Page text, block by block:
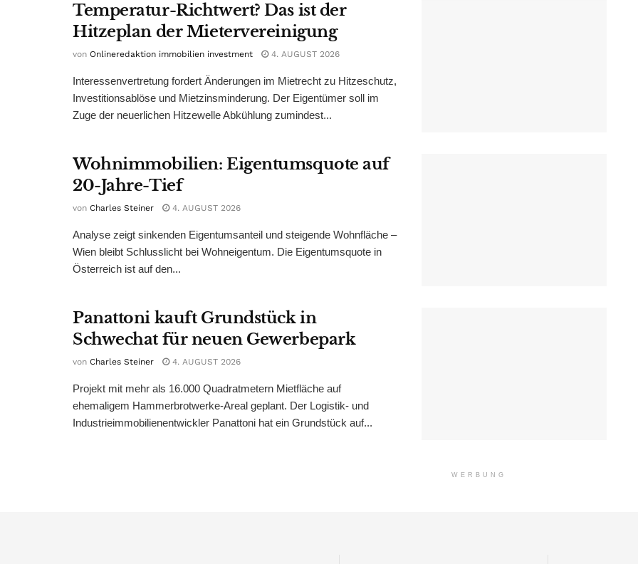
Temperatur-Richtwert? Das ist der
Hitzeplan der Mietervereinigung
von Onlineredaktion immobilien investment 4. AUGUST 2026
Interessenvertretung fordert Änderungen im Mietrecht zu Hitzeschutz,
Investitionsablöse und Mietzinsminderung. Der Eigentümer soll im
Zuge der neuerlichen Hitzewelle Abkühlung zumindest...
Wohnimmobilien: Eigentumsquote auf
20-Jahre-Tief
von Charles Steiner 4. AUGUST 2026
Analyse zeigt sinkenden Eigentumsanteil und steigende Wohnfläche –
Wien bleibt Schlusslicht bei Wohneigentum. Die Eigentumsquote in
Österreich ist auf den...
Panattoni kauft Grundstück in
Schwechat für neuen Gewerbepark
von Charles Steiner 4. AUGUST 2026
Projekt mit mehr als 16.000 Quadratmetern Mietfläche auf
ehemaligem Hammerbrotwerke-Areal geplant. Der Logistik- und
Industrieimmobilienentwickler Panattoni hat ein Grundstück auf...
WERBUNG